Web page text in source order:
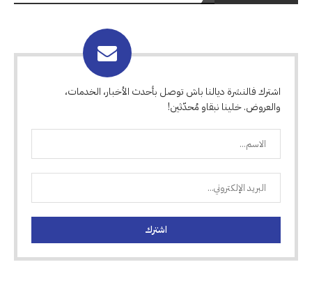
اشترك فالنشرة ديالنا باش توصل بأحدث الأخبار، الخدمات،
والعروض. خلينا نبقاو مُحدّثين!